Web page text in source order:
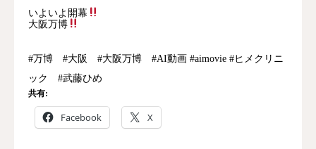
いよいよ開幕
大阪万博
#万博 #大阪 #大阪万博 #AI動画 #aimovie #ヒメクリニ
ック #武藤ひめ
共有:
Facebook X